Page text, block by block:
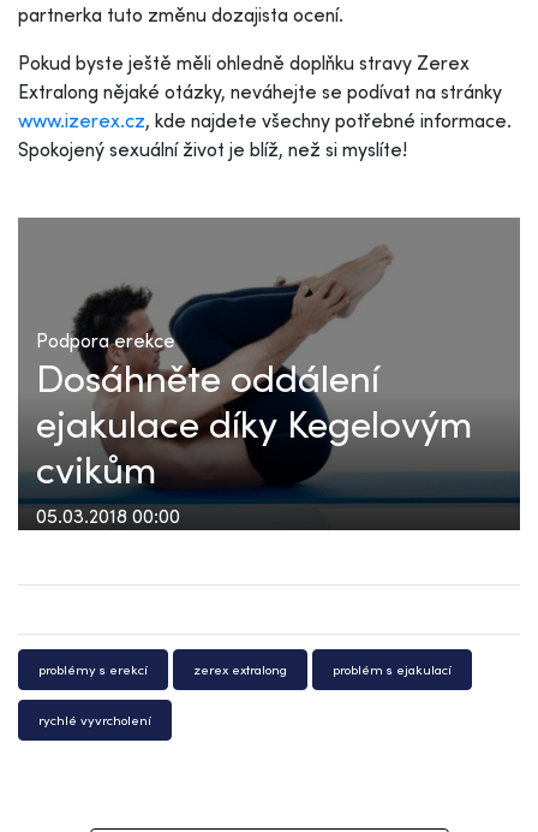
partnerka tuto změnu dozajista ocení.
Pokud byste ještě měli ohledně doplňku stravy Zerex
Extralong nějaké otázky, neváhejte se podívat na stránky
www.izerex.cz, kde najdete všechny potřebné informace.
Spokojený sexuální život je blíž, než si myslíte!
Podpora erekce
Dosáhněte oddálení
ejakulace díky Kegelovým
cvikům
05.03.2018 00:00
problémy s erekcí zerex extralong problém s ejakulací
rychlé vyvrcholení